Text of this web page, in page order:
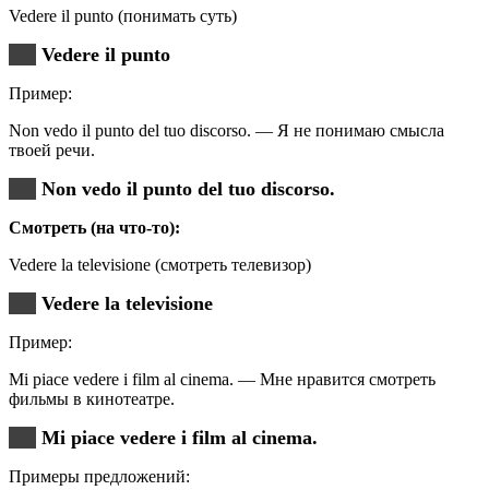
Vedere il punto (понимать суть)
Vedere il punto
Пример:
Non vedo il punto del tuo discorso. — Я не понимаю смысла
твоей речи.
Non vedo il punto del tuo discorso.
Смотреть (на что-то):
Vedere la televisione (смотреть телевизор)
Vedere la televisione
Пример:
Mi piace vedere i film al cinema. — Мне нравится смотреть
фильмы в кинотеатре.
Mi piace vedere i film al cinema.
Примеры предложений: